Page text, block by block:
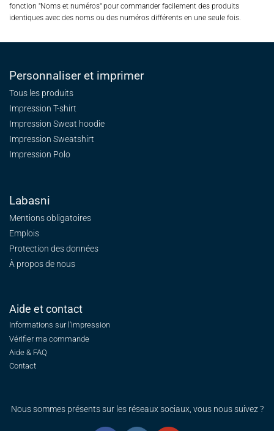
fonction "Noms et numéros" pour commander facilement des produits
identiques avec des noms ou des numéros différents en une seule fois.
Personnaliser et imprimer
Tous les produits
Impression T-shirt
Impression Sweat hoodie
Impression Sweatshirt
Impression Polo
Labasni
Mentions obligatoires
Emplois
Protection des données
À propos de nous
Aide et contact
Informations sur l'impression
Vérifier ma commande
Aide & FAQ
Contact
Nous sommes présents sur les réseaux sociaux, vous nous suivez ?